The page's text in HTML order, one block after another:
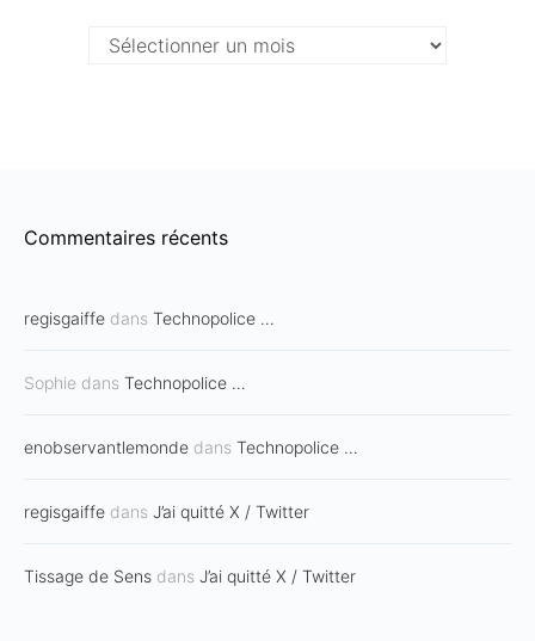
Archives
Commentaires récents
regisgaiffe dans Technopolice …
Sophie dans Technopolice …
enobservantlemonde dans Technopolice …
regisgaiffe dans J’ai quitté X / Twitter
Tissage de Sens dans J’ai quitté X / Twitter